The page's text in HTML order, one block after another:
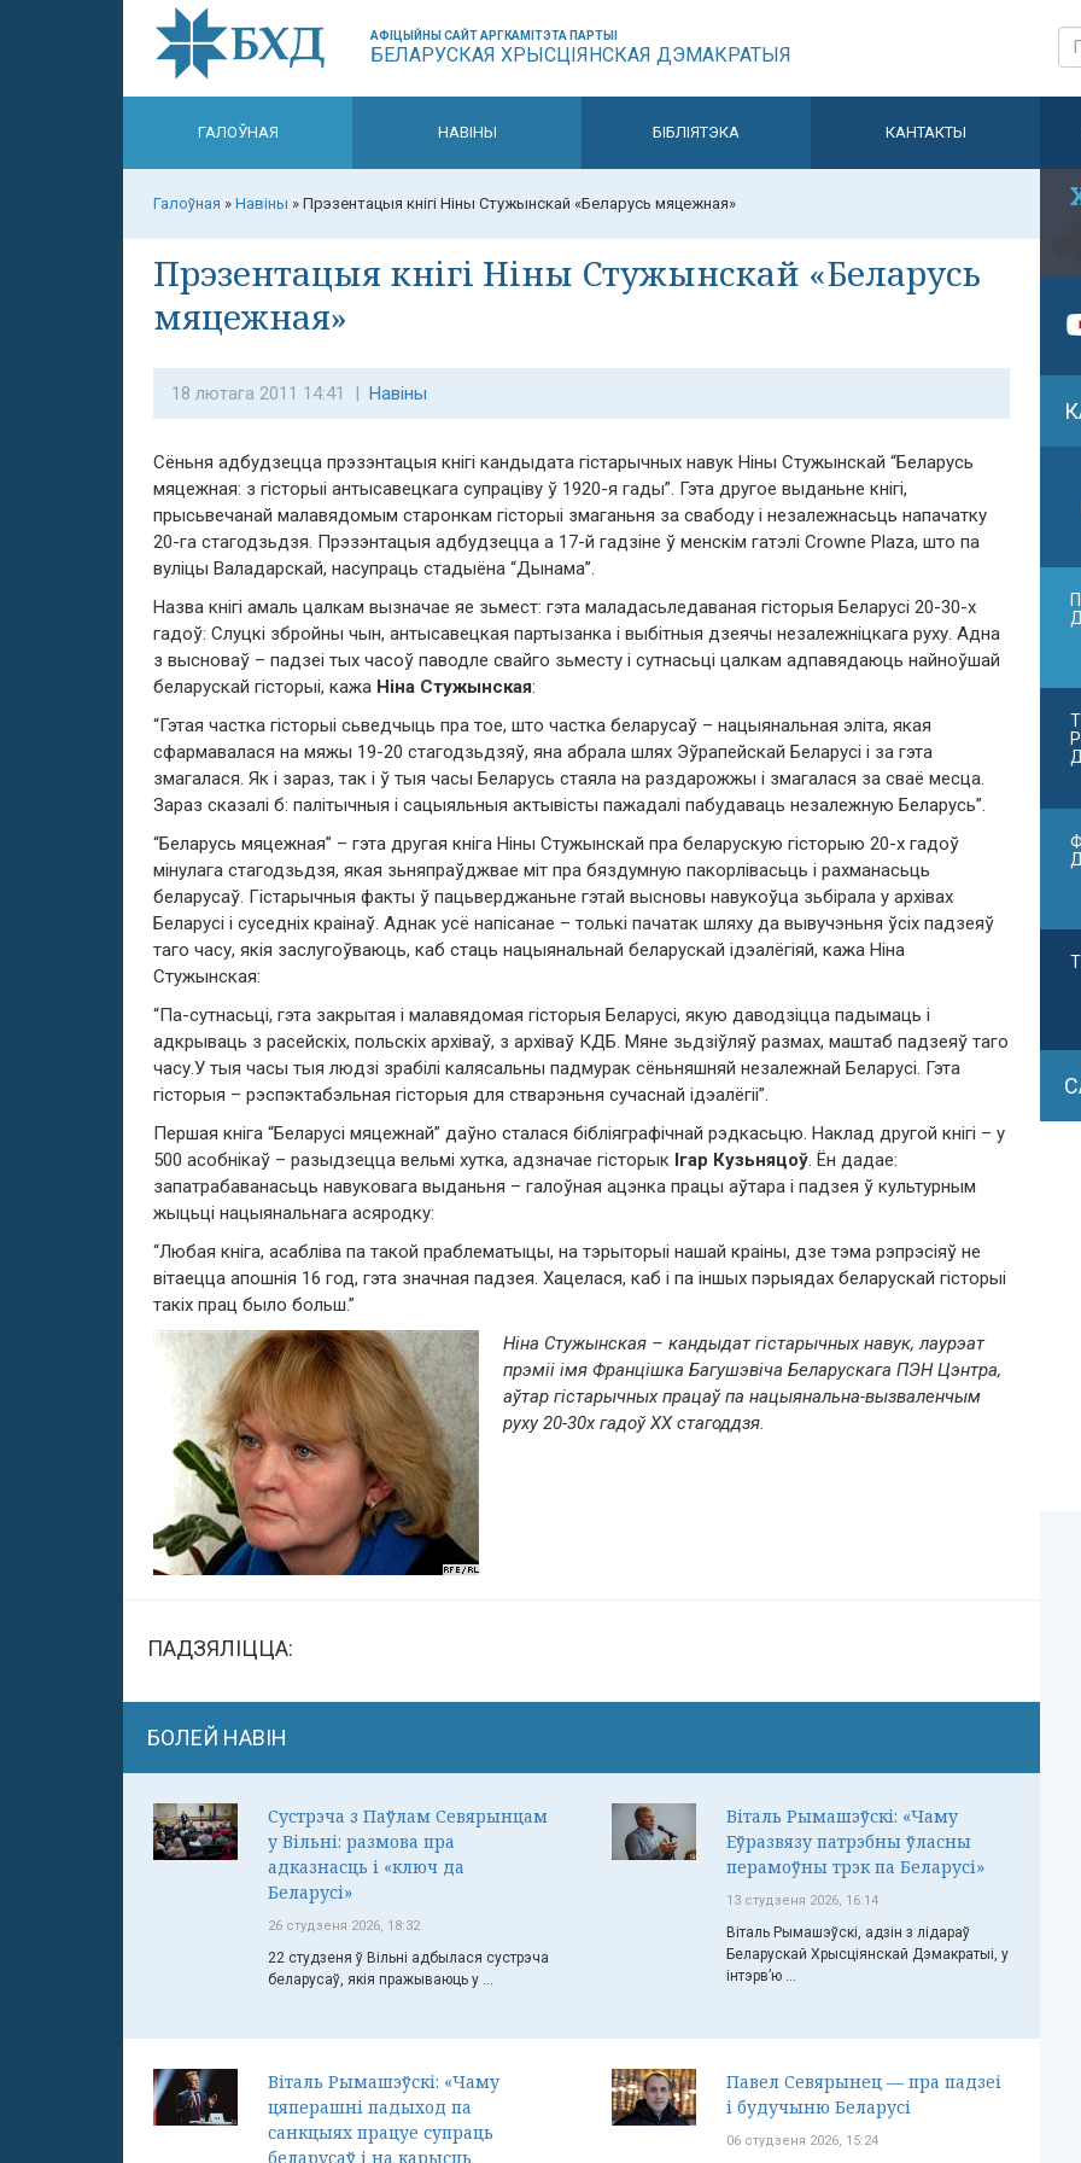
АФІЦЫЙНЫ САЙТ АРГКАМІТЭТА ПАРТЫІ
БЕЛАРУСКАЯ ХРЫСЦІЯНСКАЯ ДЭМАКРАТЫЯ
ГАЛОЎНАЯ НАВІНЫ БІБЛІЯТЭКА КАНТАКТЫ
Галоўная » Навіны » Прэзентацыя кнігі Ніны Стужынскай «Беларусь мяцежная»
Прэзентацыя кнігі Ніны Стужынскай «Беларусь
мяцежная»
18 лютага 2011 14:41 | Навіны
Сёньня адбудзецца прэзэнтацыя кнігі кандыдата гістарычных навук Ніны Стужынскай “Беларусь
мяцежная: з гісторыі антысавецкага супраціву ў 1920-я гады”. Гэта другое выданьне кнігі,
прысьвечанай малавядомым старонкам гісторыі змаганьня за свабоду і незалежнасьць напачатку
20-га стагодзьдзя. Прэзэнтацыя адбудзецца а 17-й гадзіне ў менскім гатэлі Crowne Plaza, што па
вуліцы Валадарскай, насупраць стадыёна “Дынама”.
Назва кнігі амаль цалкам вызначае яе зьмест: гэта маладасьледаваная гісторыя Беларусі 20-30-х
гадоў: Слуцкі збройны чын, антысавецкая партызанка і выбітныя дзеячы незалежніцкага руху. Адна
з высноваў – падзеі тых часоў паводле свайго зьместу і сутнасьці цалкам адпавядаюць найноўшай
беларускай гісторыі, кажа Ніна Стужынская:
“Гэтая частка гісторыі сьведчыць пра тое, што частка беларусаў – нацыянальная эліта, якая
сфармавалася на мяжы 19-20 стагодзьдзяў, яна абрала шлях Эўрапейскай Беларусі і за гэта
змагалася. Як і зараз, так і ў тыя часы Беларусь стаяла на раздарожжы і змагалася за сваё месца.
Зараз сказалі б: палітычныя і сацыяльныя актывісты пажадалі пабудаваць незалежную Беларусь”.
“Беларусь мяцежная” – гэта другая кніга Ніны Стужынскай пра беларускую гісторыю 20-х гадоў
мінулага стагодзьдзя, якая зьняпраўджвае міт пра бяздумную пакорлівасьць і рахманасьць
беларусаў. Гістарычныя факты ў пацьверджаньне гэтай высновы навукоўца зьбірала у архівах
Беларусі і суседніх краінаў. Аднак усё напісанае – толькі пачатак шляху да вывучэньня ўсіх падзеяў
таго часу, якія заслугоўваюць, каб стаць нацыянальнай беларускай ідэалёгіяй, кажа Ніна
Стужынская:
“Па-сутнасьці, гэта закрытая і малавядомая гісторыя Беларусі, якую даводзіцца падымаць і
адкрываць з расейскіх, польскіх архіваў, з архіваў КДБ. Мяне зьдзіўляў размах, маштаб падзеяў таго
часу.У тыя часы тыя людзі зрабілі калясальны падмурак сёньняшняй незалежнай Беларусі. Гэта
гісторыя – рэспэктабэльная гісторыя для стварэньня сучаснай ідэалёгіі”.
Першая кніга “Беларусі мяцежнай” даўно сталася бібліяграфічнай рэдкасьцю. Наклад другой кнігі – у
500 асобнікаў – разыдзецца вельмі хутка, адзначае гісторык Ігар Кузьняцоў. Ён дадае:
запатрабаванасьць навуковага выданьня – галоўная ацэнка працы аўтара і падзея ў культурным
жыцьці нацыянальнага асяродку:
“Любая кніга, асабліва па такой праблематыцы, на тэрыторыі нашай краіны, дзе тэма рэпрэсіяў не
вітаецца апошнія 16 год, гэта значная падзея. Хацелася, каб і па іншых пэрыядах беларускай гісторыі
такіх прац было больш.”
Ніна Стужынская – кандыдат гістарычных навук, лаурэат
прэміі імя Францішка Багушэвіча Беларускага ПЭН Цэнтра,
аўтар гістарычных працаў па нацыянальна-вызваленчым
руху 20-30х гадоў ХХ стагоддзя.
ПАДЗЯЛІЦЦА:
БОЛЕЙ НАВІН
Сустрэча з Паўлам Севярынцам
у Вільні: размова пра
адказнасць і «ключ да
Беларусі»
26 студзеня 2026, 18:32
22 студзеня ў Вільні адбылася сустрэча
беларусаў, якія пражываюць у ...
Віталь Рымашэўскі: «Чаму
Еўразвязу патрэбны ўласны
перамоўны трэк па Беларусі»
13 студзеня 2026, 16:14
Віталь Рымашэўскі, адзін з лідараў
Беларускай Хрысціянскай Дэмакратыі, у
інтэрв’ю ...
Віталь Рымашэўскі: «Чаму
цяперашні падыход па
санкцыях працуе супраць
беларусаў і на карысць
Павел Севярынец — пра падзеі
і будучыню Беларусі
06 студзеня 2026, 15:24